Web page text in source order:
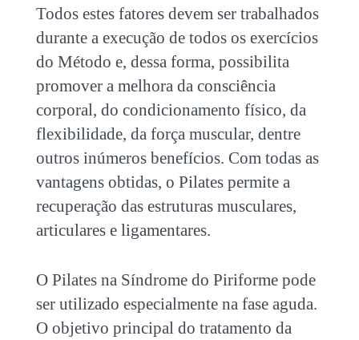
Todos estes fatores devem ser trabalhados
durante a execução de todos os exercícios
do Método e, dessa forma, possibilita
promover a melhora da consciência
corporal, do condicionamento físico, da
flexibilidade, da força muscular, dentre
outros inúmeros benefícios. Com todas as
vantagens obtidas, o Pilates permite a
recuperação das estruturas musculares,
articulares e ligamentares.
O Pilates na Síndrome do Piriformepode
ser utilizado especialmente na fase aguda.
O objetivo principal do tratamento da